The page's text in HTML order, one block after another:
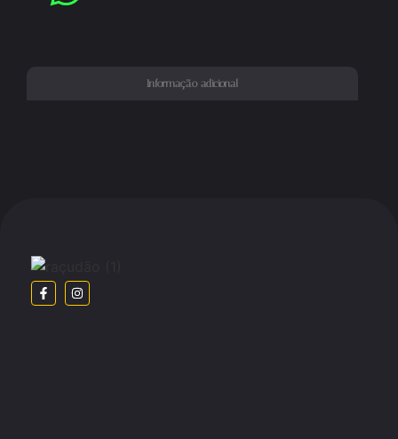
Informação adicional